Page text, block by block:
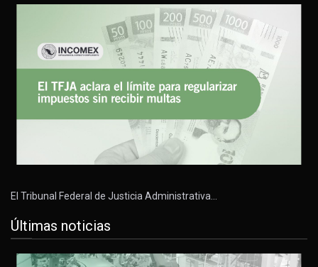
El Tribunal Federal de Justicia Administrativa…
Últimas noticias